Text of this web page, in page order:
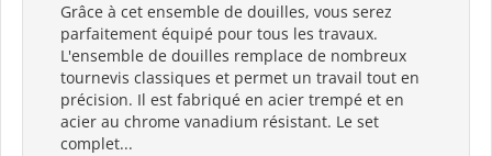
Grâce à cet ensemble de douilles, vous serez
parfaitement équipé pour tous les travaux.
L'ensemble de douilles remplace de nombreux
tournevis classiques et permet un travail tout en
précision. Il est fabriqué en acier trempé et en
acier au chrome vanadium résistant. Le set
complet...